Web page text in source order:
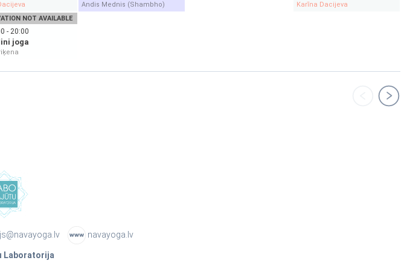
NOT AVAILABLE
- 20:00
joga
Andis Mednis (Shambho) Karīna Dacijeva
navayoga.lv
Laboratorija